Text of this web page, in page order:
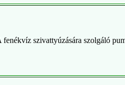
fenékvíz szivattyúzására szolgáló